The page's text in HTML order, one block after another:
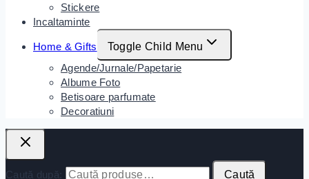
Stickere
Incaltaminte
Home & Gifts
Toggle Child Menu
Agende/Jurnale/Papetarie
Albume Foto
Betisoare parfumate
Decoratiuni
Caută după: Caută